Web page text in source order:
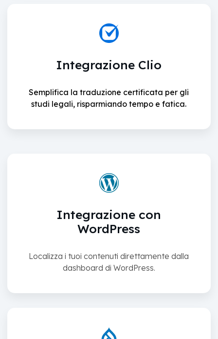
Integrazione Clio
Semplifica la traduzione certificata per gli
studi legali, risparmiando tempo e fatica.
Integrazione con
WordPress
Localizza i tuoi contenuti direttamente dalla
dashboard di WordPress.